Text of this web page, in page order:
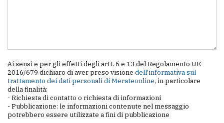
Ai sensi e per gli effetti degli artt. 6 e 13 del Regolamento UE
2016/679 dichiaro di aver preso visione dell'informativa sul
trattamento dei dati personali di Merateonline, in particolare
della finalità:
- Richiesta di contatto o richiesta di informazioni
- Pubblicazione: le informazioni contenute nel messaggio
potrebbero essere utilizzate a fini di pubblicazione